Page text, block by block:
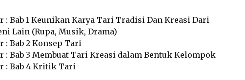
: Bab 1 Keunikan Karya Tari Tradisi Dan Kreasi Dari
Lain (Rupa, Musik, Drama)
: Bab 2 Konsep Tari
: Bab 3 Membuat Tari Kreasi dalam Bentuk Kelompok
: Bab 4 Kritik Tari